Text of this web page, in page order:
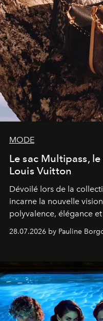
MODE
Le sac Multipass,
Louis Vuitton
Dévoilé lors de la
incarne la nouvelle
polyvalence, élégance
28.07.2026 by Pauline